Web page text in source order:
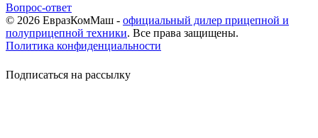
Вопрос-ответ
© 2026 ЕвразКомМаш - официальный дилер прицепной и
полуприцепной техники. Все права защищены.
Политика конфиденциальности
Подписаться на рассылку